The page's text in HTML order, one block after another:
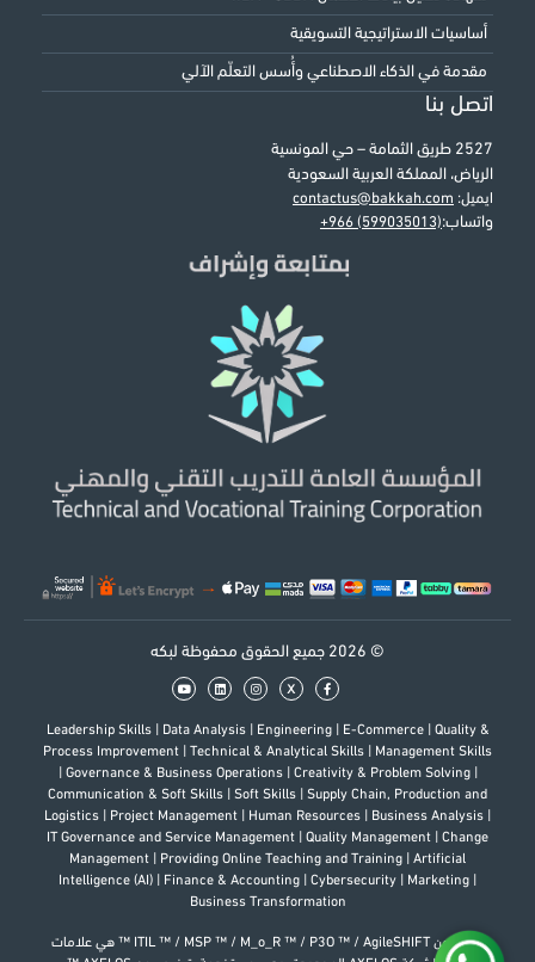
أساسيات الاستراتيجية التسويقية
مقدمة في الذكاء الاصطناعي وأُسس التعلّم الآلي
اتصل بنا
2527 طريق الثمامة – حي المونسية
الرياض، المملكة العربية السعودية
ايميل: contactus@bakkah.com
واتساب:+966 (599035013)
© 2026 جميع الحقوق محفوظة لبكه
x
Leadership Skills Data Analysis Engineering E-Commerce
Quality &
Process Improvement
Technical & Analytical Skills
Management Skills
Governance & Business Operations Creativity & Problem Solving
Communication & Soft Skills
Soft Skills
Supply Chain, Production and
Logistics
Project Management Human Resources Business Analysis
IT Governance and Service Management
Quality Management
Change
Management
Providing Online Teaching and Training
Artificial
Intelligence (AI)
Finance & Accounting Cybersecurity Marketing
Business Transformation
إن كل من ITIL ™ / MSP ™ / M_o_R ™ / P3O ™ / AgileSHIFT ™ هي علامات